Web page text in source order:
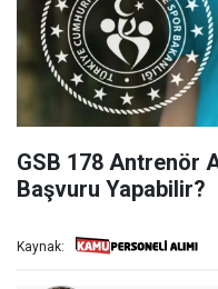
GSB 178 Antrenör
Başvuru Yapabilir?
Kaynak: